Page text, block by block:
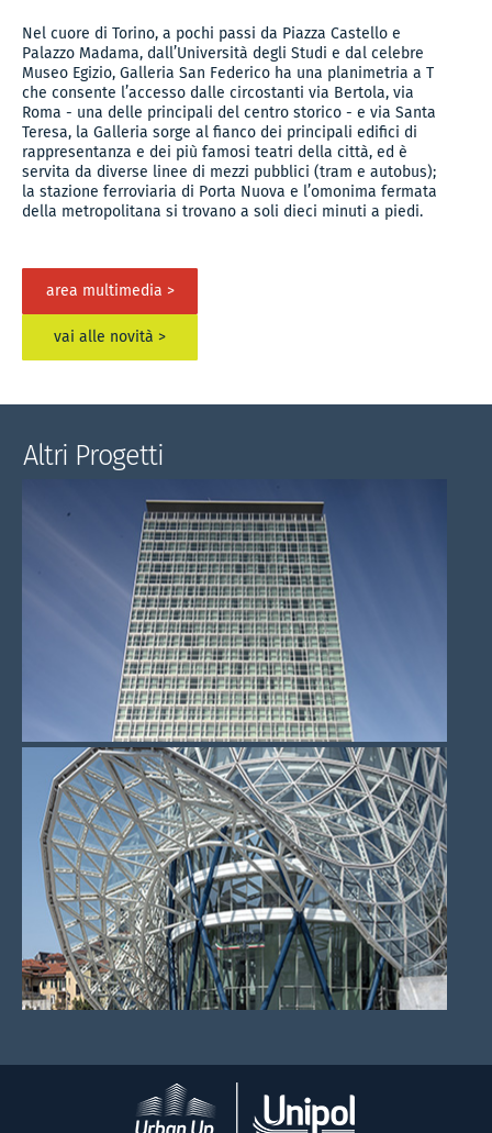
Nel cuore di Torino, a pochi passi da Piazza Castello e
Palazzo Madama, dall’Università degli Studi e dal celebre
Museo Egizio, Galleria San Federico ha una planimetria a T
che consente l’accesso dalle circostanti via Bertola, via
Roma - una delle principali del centro storico - e via Santa
Teresa, la Galleria sorge al fianco dei principali edifici di
rappresentanza e dei più famosi teatri della città, ed è
servita da diverse linee di mezzi pubblici (tram e autobus);
la stazione ferroviaria di Porta Nuova e l’omonima fermata
della metropolitana si trovano a soli dieci minuti a piedi.
area multimedia >
vai alle novità >
Altri Progetti